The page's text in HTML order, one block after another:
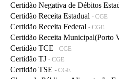
Certidão Negativa de Débitos
Certidão Receita Estadual - CGE
Certidão Receita Federal - CGE
Certidão Receita Municipal(Porto
Certidão TCE - CGE
Certidão TJ - CGE
Certidão TSE - CGE